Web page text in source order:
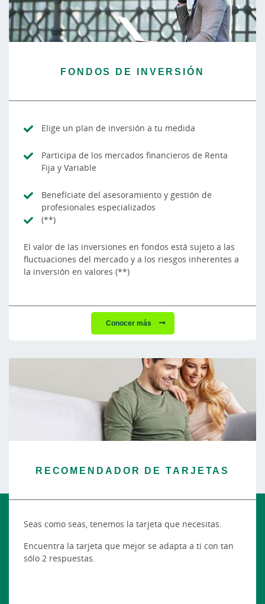
FONDOS DE INVERSIÓN
Elige un plan de inversión a tu medida
Participa de los mercados financieros de Renta
Fija y Variable
Benefíciate del asesoramiento y gestión de
profesionales especializados
(**)
El valor de las inversiones en fondos está sujeto a las
fluctuaciones del mercado y a los riesgos inherentes a
la inversión en valores (**)
Conocer más
RECOMENDADOR DE TARJETAS
Seas como seas, tenemos la tarjeta que necesitas.
Encuentra la tarjeta que mejor se adapta a ti con tan
sólo 2 respuestas.